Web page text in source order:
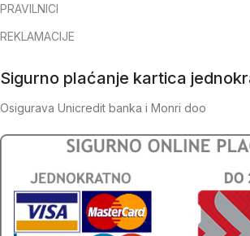
PRAVILNICI
REKLAMACIJE
Sigurno plaćanje kartica
Osigurava Unicredit banka i Monri doo